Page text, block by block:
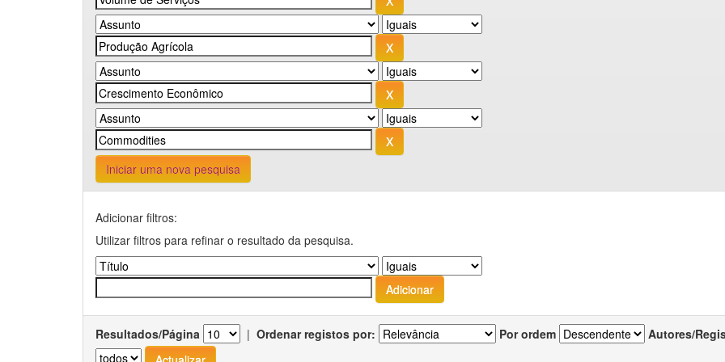
Iniciar uma nova pesquisa
Adicionar filtros:
Utilizar filtros para refinar o resultado da pesquisa.
Resultados/Página | Ordenar registos por: Por ordem Autores/